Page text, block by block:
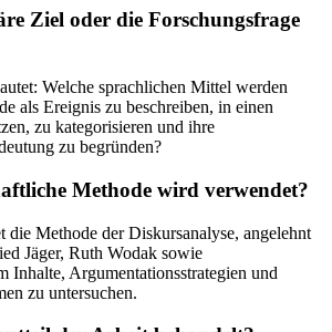
Ziel oder die Forschungsfrage
Welche sprachlichen Mittel werden
als Ereignis zu beschreiben, in einen
zu kategorisieren und ihre
zu begründen?
Methode wird verwendet?
Methode der Diskursanalyse, angelehnt
Jäger, Ruth Wodak sowie
Inhalte, Argumentationsstrategien und
zu untersuchen.